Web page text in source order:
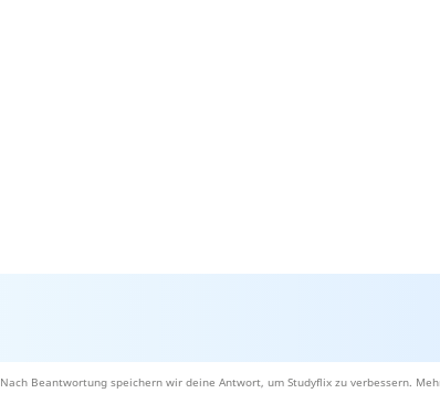
Nach Beantwortung speichern wir deine Antwort, um Studyflix zu verbessern.